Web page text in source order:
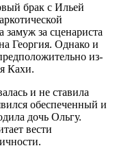
брак с Ильей
замуж за сценариста
Георгия. Однако и
из-
Кахи.
и не ставила
обеспеченный и
дочь Ольгу.
вести